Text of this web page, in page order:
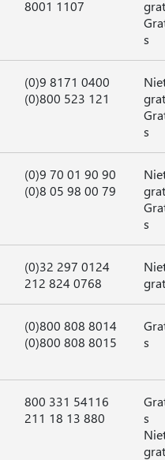
8001 1107
s
(0)9 8171 0400
(0)800 523 121
s
(0)9 70 01 90 90
(0)8 05 98 00 79
s
(0)32 297 0124
212 824 0768
(0)800 808 8014
(0)800 808 8015
s
800 331 54116
211 18 13 880
s